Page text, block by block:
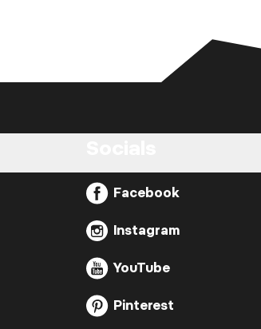
Facebook
Instagram
YouTube
Pinterest